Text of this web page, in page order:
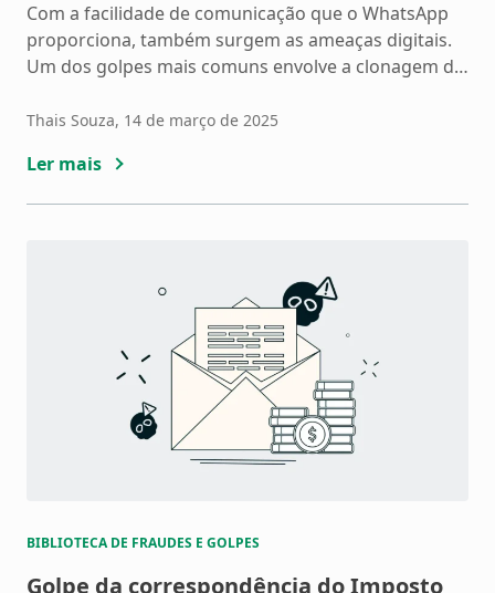
Com a facilidade de comunicação que o WhatsApp
proporciona, também surgem as ameaças digitais.
Um dos golpes mais comuns envolve a clonagem da
você para enganar amigos e familiares. Seja por
golpistas encontram maneiras de acessar o
WhatsApp das vítimas […]
Thais Souza, 14 de março de 2025
Ler mais
BIBLIOTECA DE FRAUDES E GOLPES
Golpe da correspondência do Imposto